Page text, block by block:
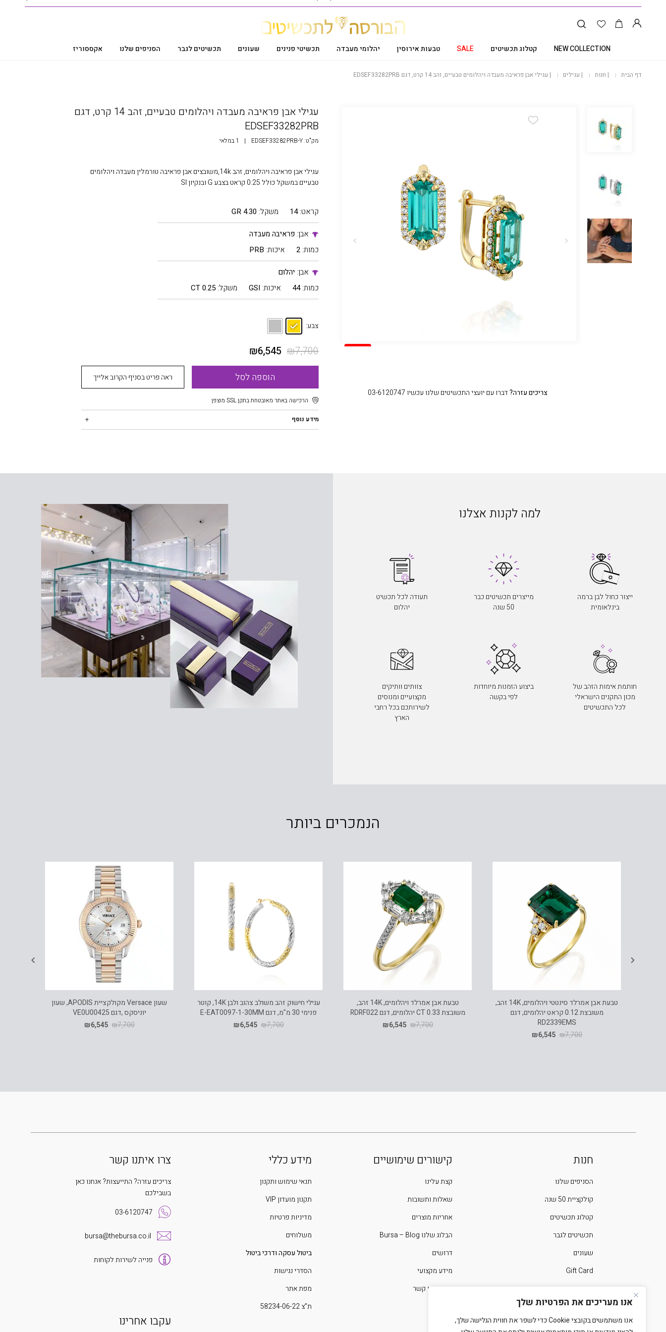
אנו מעריכים את הפרטיות שלך
אנו משתמשים בקובצי Cookie כדי לשפר את חווית הגלישה שלך,
NEW COLLECTION קטלוג תכשיטים SALE טבעות אירוסין יהלומי מעבדה תכשיטי פנינים שעונים תכשיטים לגבר הסניפים שלנו אקססוריז
דף הבית | חנות | עגילים | עגילי אבן פראיבה מעבדה ויהלומים טבעיים, זהב 14 קרט, דגם EDSEF33282PRB
SALE
צריכים עזרה?דברו עם יועצי התכשיטים שלנו עכשיו 03-6120747
עגילי אבן פראיבה מעבדה ויהלומים טבעיים, זהב 14 קרט, דגם
EDSEF33282PRB
מק"ט:EDSEF33282PRB-Y
| 1 במלאי
צבע:
₪7,700
₪6,545
הוספה לסל ראה פריט בסניף הקרוב אלייך
הרכישה באתר מאובטחת בתקן SSL מוצפן
עגילי אבן פראיבה ויהלומים, זהב 14k,משובצים אבן פראיבה טורמלין מעבדה ויהלומים
טבעיים במשקל כולל 0.25 קראט בצבע G ובנקיון SI
קראט:14 משקל: 4.30 GR
אבן: פראיבה מעבדה
כמות: 2 איכות: PRB
אבן:יהלום
כמות:44 איכות: GSI משקל: 0.25 CT
מידע נוסף
למה לקנות אצלנו
ייצור כחול לבן ברמה
בינלאומית
מייצרים תכשיטים כבר
50 שנה
תעודה לכל תכשיט
יהלום
חותמת אימות הזהב של
מכון התקנים הישראלי
לכל התכשיטים
ביצוע הזמנות מיוחדות
לפי בקשה
צוותים וותיקים
מקצועיים ומנוסים
לשירותכם בכל רחבי
הארץ
הנמכרים ביותר
טבעת אבן אמרלד סינטטי ויהלומים, 14K זהב,
משובצת 0.12 קראט יהלומים, דגם
RD2339EMS
₪7,700
₪6,545
טבעת אבן אמרלד ויהלומים, 14K זהב,
משובצת 0.33 CT יהלומים, דגם RDRF022
₪7,700
₪6,545
עגילי חישוק זהב משולב צהוב ולבן 14K, קוטר
פנימי 30 מ"מ, דגם E-EAT0097-1-30MM
₪7,700
₪6,545
שעון Versace מקולקציית APODIS, שעון
יוניסקס ,דגם VE0U00425
₪7,700
₪6,545
חנות
הסניפים שלנו
קולקציית 50 שנה
קטלוג תכשיטים
תכשיטים לגבר
שעונים
Gift Card
קישורים שימושיים
קצת עלינו
שאלות ותשובות
אחריות מוצרים
הבלוג שלנו Bursa – Blog
דרושים
מידע מקצועי
צרו איתנו קשר
מידע כללי
תנאי שימוש ותקנון
תקנון מועדון VIP
מדיניות פרטיות
משלוחים
ביטול עסקה ודרכי ביטול
הסדרי נגישות
מפת אתר
ת”צ 58234-06-22
צרו איתנו קשר
צריכים עזרה? התייעצות? אנחנו כאן
בשבילכם
03-6120747
bursa@thebursa.co.il
פנייה לשירות לקוחות
עקבו אחרינו